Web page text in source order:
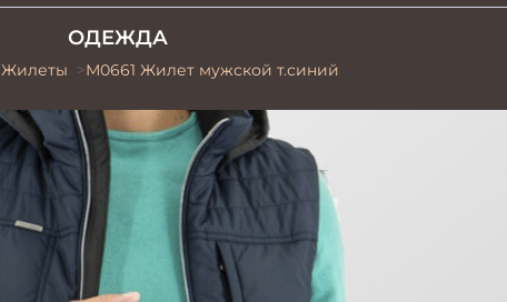
ОДЕЖДА
Жилеты М0661 Жилет мужской т.синий